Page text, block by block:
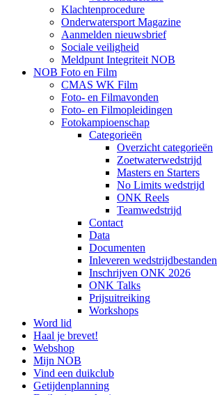
Klachtenprocedure
Onderwatersport Magazine
Aanmelden nieuwsbrief
Sociale veiligheid
Meldpunt Integriteit NOB
NOB Foto en Film
CMAS WK Film
Foto- en Filmavonden
Foto- en Filmopleidingen
Fotokampioenschap
Categorieën
Overzicht categorieën
Zoetwaterwedstrijd
Masters en Starters
No Limits wedstrijd
ONK Reels
Teamwedstrijd
Contact
Data
Documenten
Inleveren wedstrijdbestanden
Inschrijven ONK 2026
ONK Talks
Prijsuitreiking
Workshops
Word lid
Haal je brevet!
Webshop
Mijn NOB
Vind een duikclub
Getijdenplanning